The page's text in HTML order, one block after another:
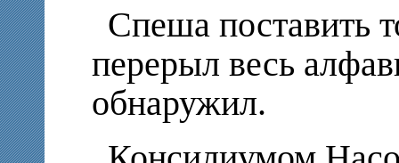
Спеша поставить
перерыл весь
обнаружил.